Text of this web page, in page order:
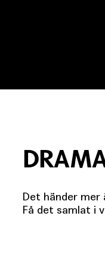
Det händer mer
Få det samlat i